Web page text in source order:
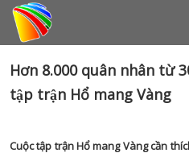
Hơn 8.000 quân nhân từ
tập trận Hổ mang Vàng
Cuộc tập trận Hổ mang Vàng cần